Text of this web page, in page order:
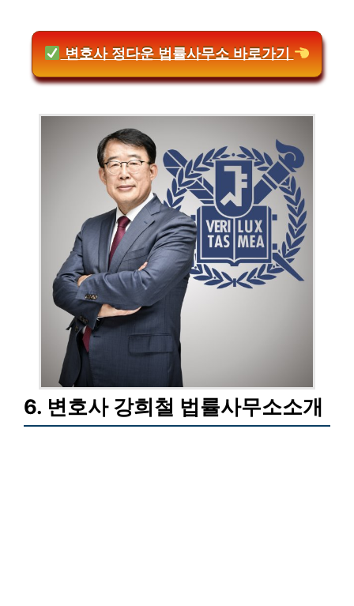
변호사 정다운 법률사무소 바로가기
6. 변호사 강희철 법률사무소소개